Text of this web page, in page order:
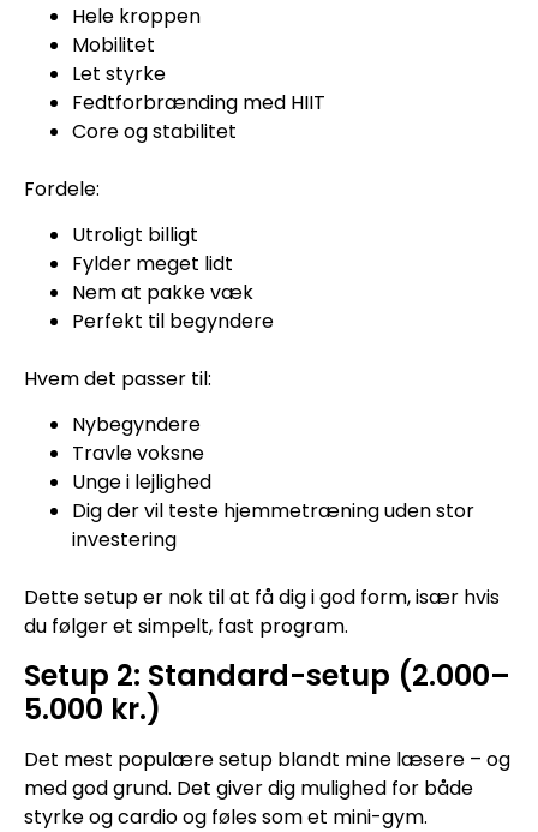
Hele kroppen
Mobilitet
Let styrke
Fedtforbrænding med HIIT
Core og stabilitet
Fordele:
Utroligt billigt
Fylder meget lidt
Nem at pakke væk
Perfekt til begyndere
Hvem det passer til:
Nybegyndere
Travle voksne
Unge i lejlighed
Dig der vil teste hjemmetræning uden stor
investering
Dette setup er nok til at få dig i god form, især hvis
du følger et simpelt, fast program.
Setup 2: Standard-setup (2.000–
5.000 kr.)
Det mest populære setup blandt mine læsere – og
med god grund. Det giver dig mulighed for både
styrke og cardio og føles som et mini-gym.